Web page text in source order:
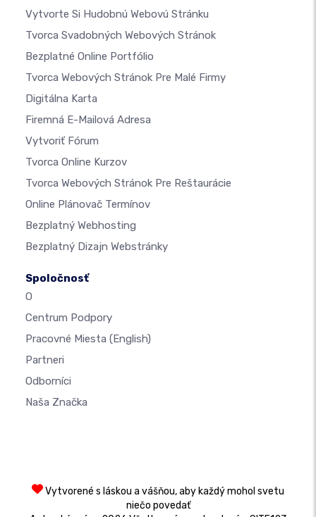
Vytvorte Si Hudobnú Webovú Stránku
Tvorca Svadobných Webových Stránok
Bezplatné Online Portfólio
Tvorca Webových Stránok Pre Malé Firmy
Digitálna Karta
Firemná E-Mailová Adresa
Vytvoriť Fórum
Tvorca Online Kurzov
Tvorca Webových Stránok Pre Reštaurácie
Online Plánovač Termínov
Bezplatný Webhosting
Bezplatný Dizajn Webstránky
Spoločnosť
O
Centrum Podpory
Pracovné Miesta (English)
Partneri
Odborníci
Naša Značka
Vytvorené s láskou a vášňou, aby každý mohol svetu
niečo povedať